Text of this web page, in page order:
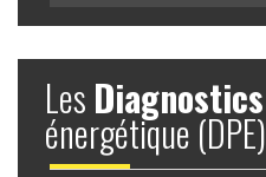
Les Diagnostics
énergétique (DPE)